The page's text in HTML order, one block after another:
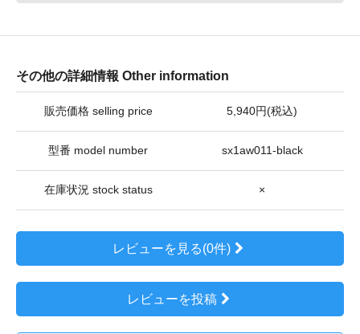
その他の詳細情報 Other information
販売価格 selling price 5,940円(税込)
型番 model number sx1aw011-black
在庫状況 stock status ×
レビューを見る(0件)
レビューを投稿